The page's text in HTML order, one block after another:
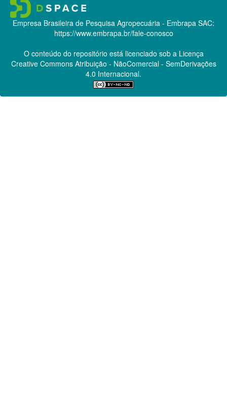
Empresa Brasileira de Pesquisa Agropecuária - Embrapa SAC:
https://www.embrapa.br/fale-conosco
O conteúdo do repositório está licenciado sob a Licença
Creative CommonsAtribuição - NãoComercial - SemDerivações
4.0 Internacional.